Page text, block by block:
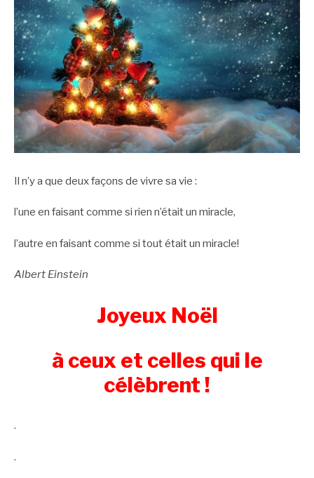
Il n’y a que deux façons de vivre sa vie :
l’une en faisant comme si rien n’était un miracle,
l’autre en faisant comme si tout était un miracle!
Albert Einstein
Joyeux Noël
à ceux et celles qui le
célèbrent !
.
.